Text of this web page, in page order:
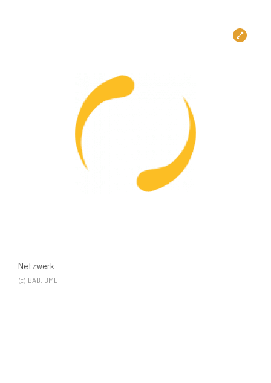
Netzwerk
(c) BAB, BML